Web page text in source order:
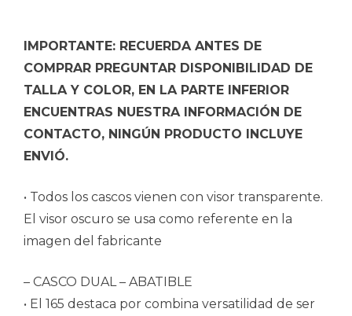
IMPORTANTE: RECUERDA ANTES DE
COMPRAR PREGUNTAR DISPONIBILIDAD DE
TALLA Y COLOR, EN LA PARTE INFERIOR
ENCUENTRAS NUESTRA INFORMACIÓN DE
CONTACTO, NINGÚN PRODUCTO INCLUYE
ENVIÓ.
• Todos los cascos vienen con visor transparente.
El visor oscuro se usa como referente en la
imagen del fabricante
– CASCO DUAL – ABATIBLE
• El 165 destaca por combina versatilidad de ser